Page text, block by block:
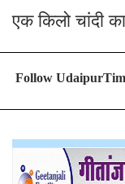
एक किलो चांदी
Follow